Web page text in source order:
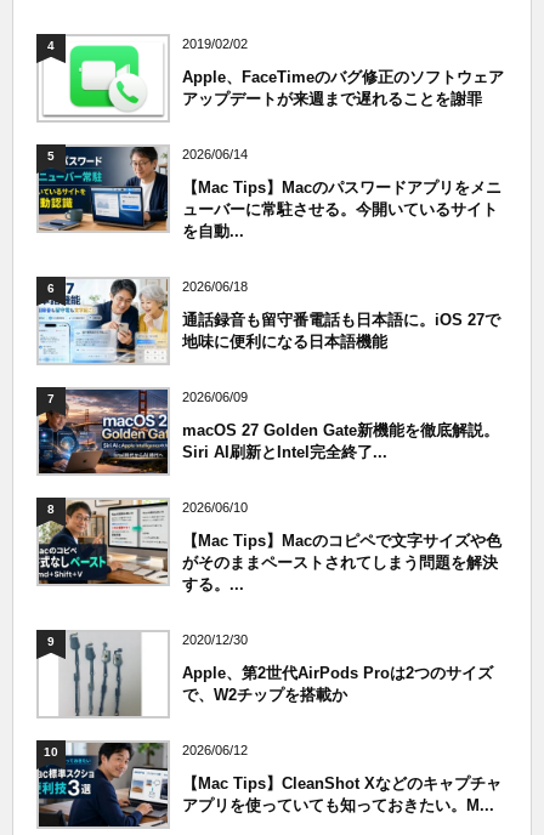
4 2019/02/02
Apple、FaceTimeのバグ修正のソフトウェア
アップデートが来週まで遅れることを謝罪
5 2026/06/14
【Mac Tips】Macのパスワードアプリをメニ
ューバーに常駐させる。今開いているサイト
を自動...
6 2026/06/18
通話録音も留守番電話も日本語に。iOS 27で
地味に便利になる日本語機能
7 2026/06/09
macOS 27 Golden Gate新機能を徹底解説。
Siri AI刷新とIntel完全終了...
8 2026/06/10
【Mac Tips】Macのコピペで文字サイズや色
がそのままペーストされてしまう問題を解決
する。...
9 2020/12/30
Apple、第2世代AirPods Proは2つのサイズ
で、W2チップを搭載か
10 2026/06/12
【Mac Tips】CleanShot Xなどのキャプチャ
アプリを使っていても知っておきたい。M...